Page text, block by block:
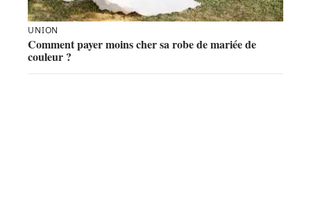
UNION
Comment payer moins cher sa robe de mariée de
couleur ?